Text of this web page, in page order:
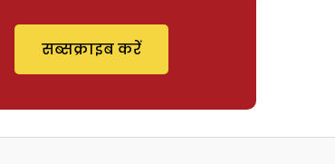
सब्सक्राइब करें